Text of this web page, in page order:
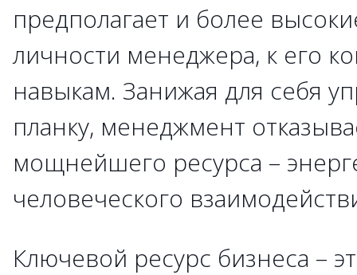
предполагает и более
личности менеджера, к его
навыкам. Занижая для себя
планку, менеджмент
мощнейшего ресурса –
человеческого
Ключевой ресурс бизнеса –